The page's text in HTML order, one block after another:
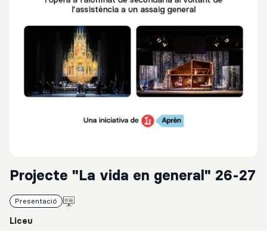
Projecte "La vida en general" 26-27
Presentació
Liceu